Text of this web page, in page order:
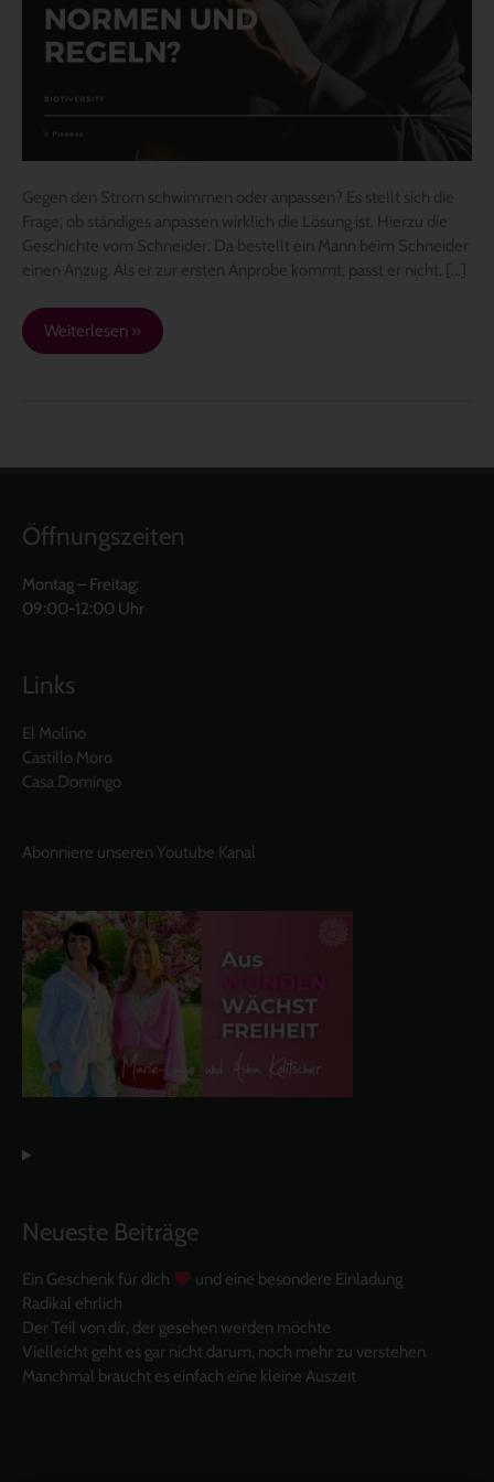
Gegen den Strom schwimmen oder anpassen? Es stellt sich die
Frage, ob ständiges anpassen wirklich die Lösung ist. Hierzu die
Geschichte vom Schneider: Da bestellt ein Mann beim Schneider
einen Anzug. Als er zur ersten Anprobe kommt, passt er nicht. […]
Regeln?
Weiterlesen »
Öffnungszeiten
Montag – Freitag:
09:00-12:00 Uhr
Links
El Molino
Castillo Moro
Casa Domingo
Abonniere unseren Youtube Kanal
Neueste Beiträge
Ein Geschenk für dich
und eine besondere Einladung
Radikal ehrlich
Der Teil von dir, der gesehen werden möchte
Vielleicht geht es gar nicht darum, noch mehr zu verstehen
Manchmal braucht es einfach eine kleine Auszeit